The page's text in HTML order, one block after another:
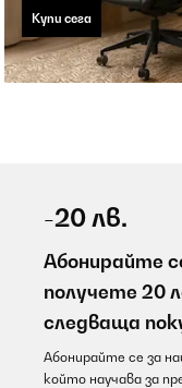
Купи сега
-20 лв.
Абонирайте
получете 20
следваща
Абонирайте се за
който научава за